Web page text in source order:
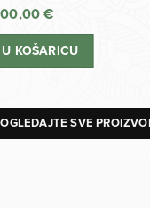
€
KOŠARICU
SVE